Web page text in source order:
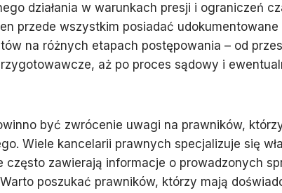
działania w warunkach presji i ograniczeń
przede wszystkim posiadać
na różnych etapach postępowania – od
aż po proces sądowy i
być zwrócenie uwagi na prawników,
Wiele kancelarii prawnych specjalizuje się
często zawierają informacje o prowadzonych
poszukać prawników, którzy mają